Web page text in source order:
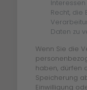
Recht, die
Daten zu
Wenn Sie die
haben, dürfen
Speicherung
Einwilligung